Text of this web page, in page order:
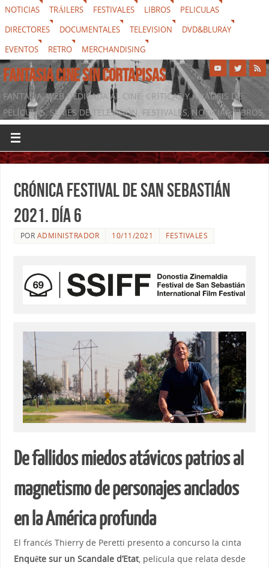
NOTICIAS TRÁILERS FESTIVALES LIBROS
PELICULAS
DIRECTORES
DOCUMENTALES TELEVISION
DVD&BLURAY
EVENTOS
RETRO MERCHANDISING
FANTASIA CINE SIN CORTAPISAS
FANTASIA, WEB DEDICADA AL CINE, CRÍTICAS Y ANÁLISIS DE
PELÍCULAS, SERIES DE TELEVISIÓN, FESTIVALES, NOTICIAS, LIBROS,
DVD & BLURAY, MERCHANDISING Y TODO LO QUE RODEA AL
SÉPTIMO ARTE
Crónica Festival de San Sebastián
2021. Día 6
POR ADMINISTRADOR 10/11/2021 FESTIVALES
De fallidos miedos atávicos patrios al
magnetismo de personajes anclados
en la América profunda
El francés Thierry de Peretti presento a concurso la cinta
Enquête sur un Scandale d’Etat, película que relata desde